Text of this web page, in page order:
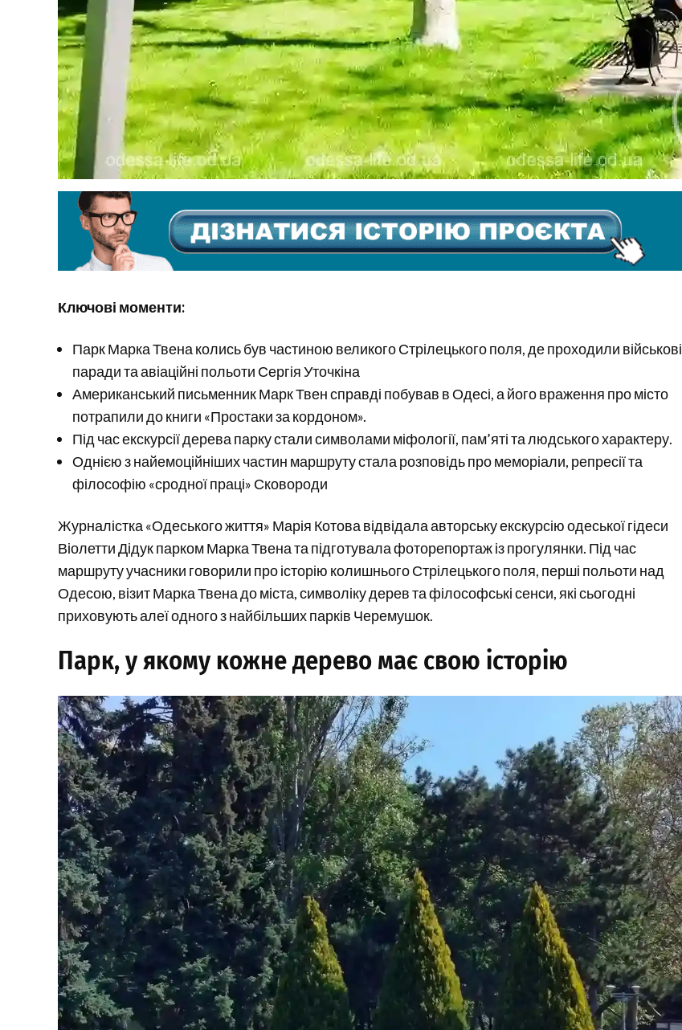
Ключові моменти:
Парк Марка Твена колись був частиною великого Стрілецького поля, де проходили військові
паради та авіаційні польоти Сергія Уточкіна
Американський письменник Марк Твен справді побував в Одесі, а його враження про місто
потрапили до книги «Простаки за кордоном».
Під час екскурсії дерева парку стали символами міфології, пам’яті та людського характеру.
Однією з найемоційніших частин маршруту стала розповідь про меморіали, репресії та
філософію «сродної праці» Сковороди
Журналістка «Одеського життя» Марія Котова відвідала авторську екскурсію одеської гідеси
Віолетти Дідук парком Марка Твена та підготувала фоторепортаж із прогулянки. Під час
маршруту учасники говорили про історію колишнього Стрілецького поля, перші польоти над
Одесою, візит Марка Твена до міста, символіку дерев та філософські сенси, які сьогодні
приховують алеї одного з найбільших парків Черемушок.
Парк, у якому кожне дерево має свою історію